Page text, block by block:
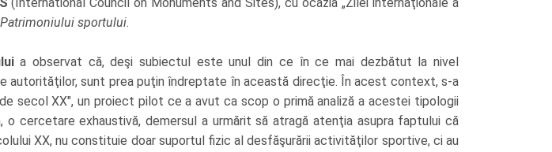
Patrimoniului sportului.
a observat că, deşi subiectul este unul din ce în ce mai dezbătut la nivel
autorităţilor, sunt prea puţin îndreptate în această direcţie. În acest context, s-a
secol XX", un proiect pilot ce a avut ca scop o primă analiză a acestei tipologii
cercetare exhaustivă, demersul a urmărit să atragă atenţia asupra faptului că
XX, nu constituie doar suportul fizic al desfăşurării activităţilor sportive, ci au